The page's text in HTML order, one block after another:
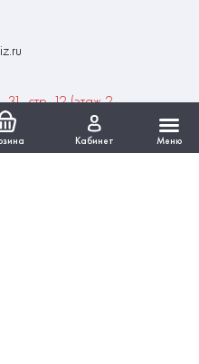
Кабинет Меню
стр. 12 (этаж 2,